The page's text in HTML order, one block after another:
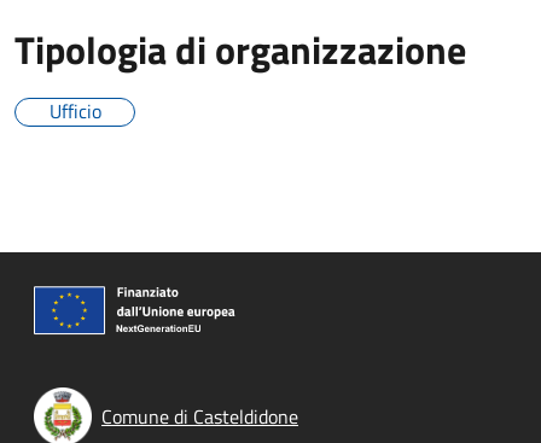
Tipologia di organizzazione
Ufficio
Comune di Casteldidone